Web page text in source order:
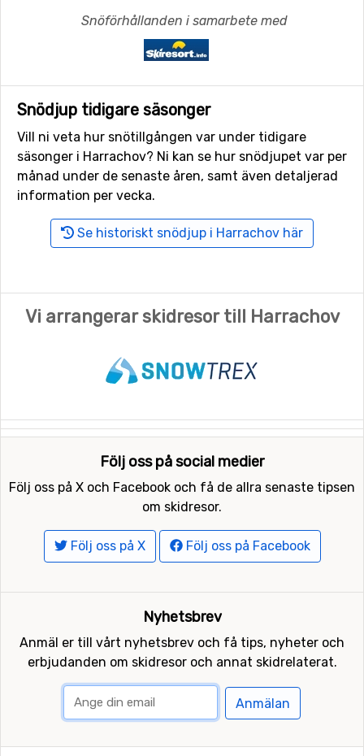
Snöförhållanden i samarbete med
Snödjup tidigare säsonger
Vill ni veta hur snötillgången var under tidigare
säsonger i Harrachov? Ni kan se hur snödjupet var per
månad under de senaste åren, samt även detaljerad
information per vecka.
Se historiskt snödjup i Harrachov här
Vi arrangerar skidresor till Harrachov
Följ oss på social medier
Följ oss på X och Facebook och få de allra senaste tipsen
om skidresor.
Följ oss på X Följ oss på Facebook
Nyhetsbrev
Anmäl er till vårt nyhetsbrev och få tips, nyheter och
erbjudanden om skidresor och annat skidrelaterat.
Anmälan